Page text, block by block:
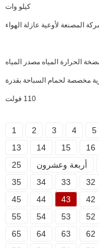
كيلو وات
المصنعة لأوعية عازلة الهواء
الحرارة المياه مصدر المياه
مخصصة لحمام السباحة بقدرة
110 فولت
1 2 3 4 5
13
14 15 16
أربعة وعشرون
25
32
33
34
35
42
43
44
45
52
53
54
55
62
63
64
65